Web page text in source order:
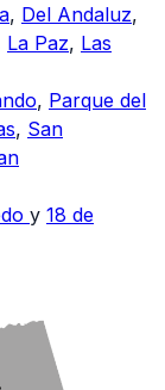
, Del Andaluz,
La Paz, Las
, Parque del
, San
y 18 de